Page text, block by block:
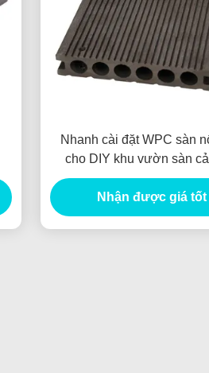
Nhanh cài đặt WPC sàn
cho DIY khu vườn sàn
Nhận được giá